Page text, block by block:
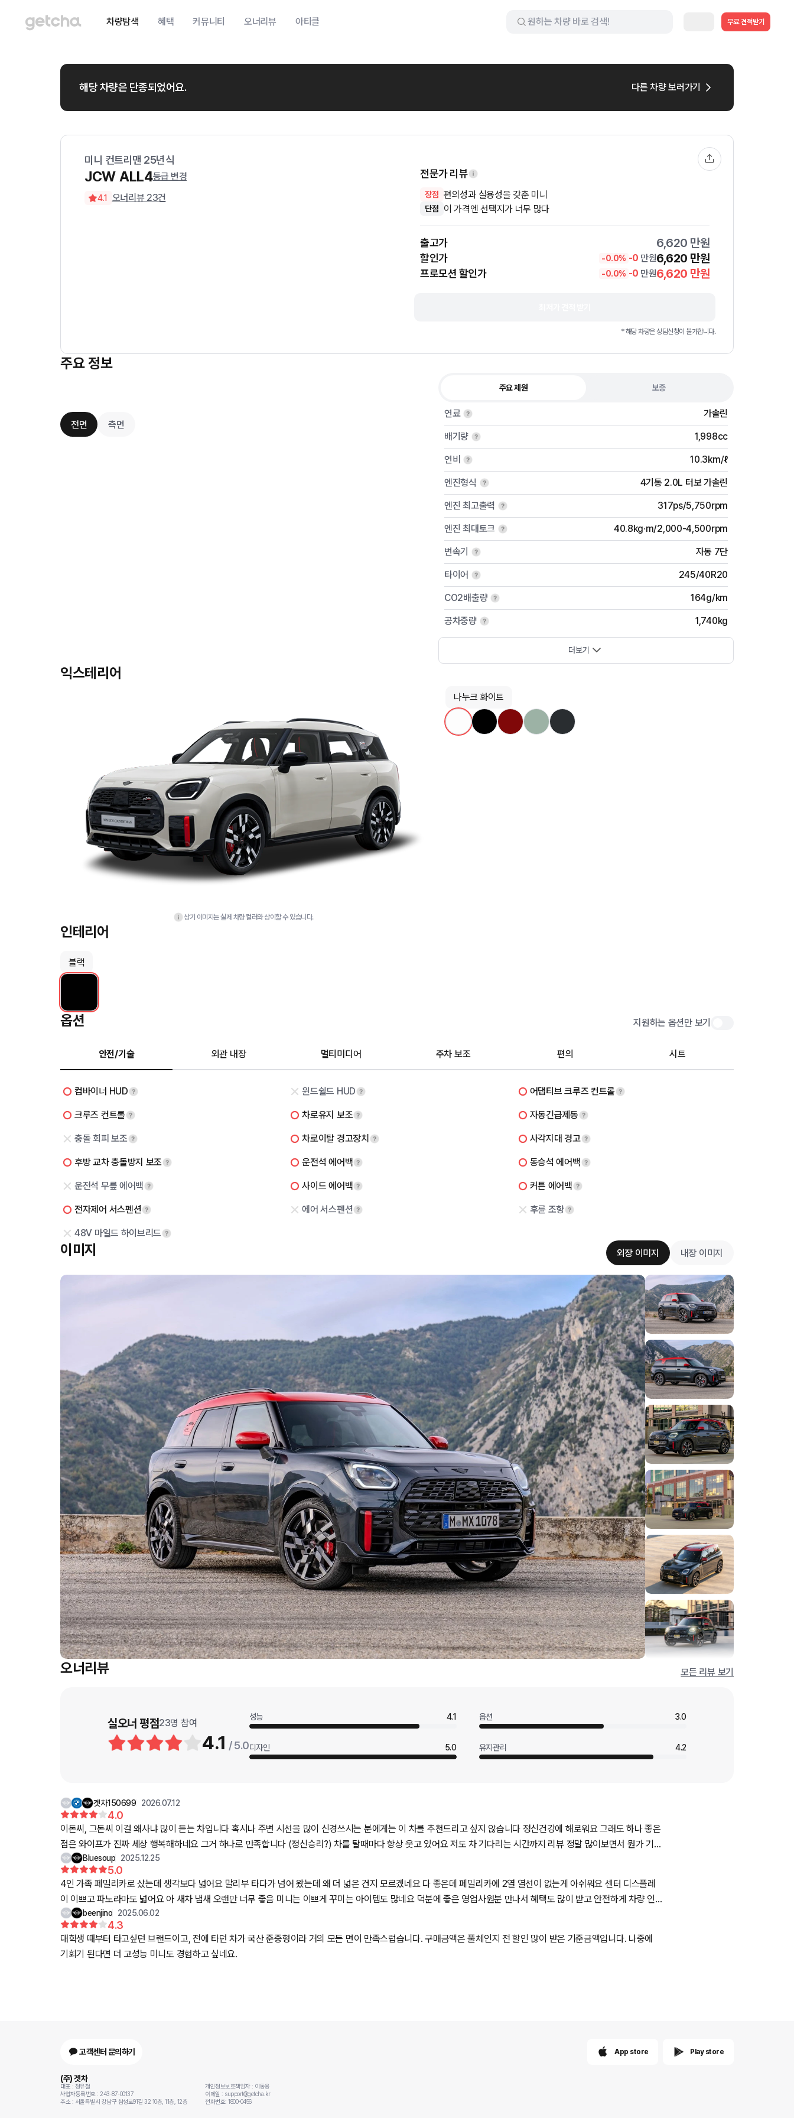
차량탐색 혜택 커뮤니티 오너리뷰 아티클 무료 견적받기
해당 차량은 단종되었어요. 다른 차량 보러가기
미니 컨트리맨 25년식
JCW ALL4등급 변경
4.1 오너리뷰 23건
전문가 리뷰
장점 편의성과 실용성을 갖춘 미니
단점 이 가격엔 선택지가 너무 많다
출고가 6,620 만원
할인가 -0.0% -0 만원6,620 만원
프로모션 할인가 -0.0% -0 만원6,620 만원
* 해당 차량은 상담신청이 불가합니다.
주요 정보
전면 측면
주요 제원 보증
연료 가솔린
배기량 1,998cc
연비 10.3km/ℓ
엔진형식 4기통 2.0L 터보 가솔린
엔진 최고출력 317ps/5,750rpm
엔진 최대토크 40.8kg·m/2,000-4,500rpm
변속기 자동 7단
타이어 245/40R20
CO2배출량 164g/km
공차중량 1,740kg
더보기
익스테리어
상기 이미지는 실제 차량 컬러와 상이할 수 있습니다.
나누크 화이트
인테리어
블랙
옵션 지원하는 옵션만 보기
안전/기술 외관 내장 멀티미디어 주차 보조 편의 시트
컴바이너 HUD 윈드쉴드 HUD 어댑티브 크루즈 컨트롤
크루즈 컨트롤 차로유지 보조 자동긴급제동
충돌 회피 보조 차로이탈 경고장치 사각지대 경고
후방 교차 충돌방지 보조 운전석 에어백 동승석 에어백
운전석 무릎 에어백 사이드 에어백 커튼 에어백
전자제어 서스펜션 에어 서스펜션 후륜 조향
48V 마일드 하이브리드
이미지 외장 이미지 내장 이미지
오너리뷰 모든 리뷰 보기
실오너 평점23명 참여
4.1 / 5.0
성능 4.1 옵션 3.0
디자인 5.0 유지관리 4.2
겟차150699 2026.07.12
4.0
이돈씨, 그돈씨 이걸 왜사냐 많이 듣는 차입니다 혹시나 주변 시선을 많이 신경쓰시는 분에게는 이 차를 추천드리고 싶지 않습니다 정신건강에 해로워요 그래도 하나 좋은
점은 와이프가 진짜 세상 행복해하네요 그거 하나로 만족합니다 (정신승리?) 차를 탈때마다 항상 웃고 있어요 저도 차 기다리는 시간까지 리뷰 정말 많이보면서 뭔가 기대
감이 생기더라구요? 코카트필링 미니만의 감성 등등 주변에서는 그돈씨 이돈씨 하는데 막상 타보면 그래도 나름 생각했던 것보단 훨씬 괜찮다는 생각이 듭니다 음 개인적
으로는 어린시절 막연하게 자동차를 운전한다고 하면 어떤 느낌일까 생각하잖아요? 그때 상상했던 차의 느낌이랄까요. 음 너무 어렵나 무튼 확실한건 즐거움을 주는 차인
거 같아요 저도 운전하다보면 그냥 즐겁습니다 장난감을 타는 기분입니다 마지막으로 저희부부는 사실 자동차를 한대 더 살 계획이 없었습니다 근데 그냥 정말 아무생각
없이 미니전시장 왜갔는지 모르겟는데 가자마자 와이프 눈에서 짱구눈빛 처럼 뭔가 별이 쏟아지더라구요 이러면 안되는데 하 아직 아파트 대출금 남았는데 하 이렇게 다
짐을 했는데 저도 모르게 계약서에 싸인을 하게 되었습니다 남자분들 와이프 데리고 미니전시장은 절대 가면 안됩니다! 큰일나요!
Bluesoup 2025.12.25
5.0
4인 가족 페밀리카로 샀는데 생각보다 넓어요 말리부 타다가 넘어 왔는데 왜 더 넓은 건지 모르겠네요 다 좋은데 페밀리카에 2열 열선이 없는게 아쉬워요 센터 디스플레
이 이쁘고 파노라마도 넓어요 아 새차 냄새 오랜만 너무 좋음 미니는 이쁘게 꾸미는 아이템도 많네요 덕분에 좋은 영업사원분 만나서 혜택도 많이 받고 안전하게 차량 인
도 받았습니다 타이어는 겨울이라 컨티넨탈 올웨더로 바로 대품하고 교체 했어요
beenjino 2025.06.02
4.3
대힉생 때부터 타고싶던 브랜드이고, 전에 타던 차가 국산 준중형이라 거의 모든 면이 만족스럽습니다. 구매금액은 풀체인지 전 할인 많이 받은 기준금액입니다. 나중에
기회기 된다면 더 고성능 미니도 경험하고 싶네요.
고객센터 문의하기 App store Play store
(주) 겟차
대표 : 정유철
사업자등록번호 : 243-87-00137
주소 : 서울특별시 강남구 삼성로91길 32 10층, 11층, 12층
개인정보보호책임자 : 이동용
이메일 : support@getcha.kr
전화번호: 1800-0456